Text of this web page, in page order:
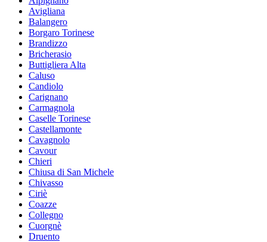
Avigliana
Balangero
Borgaro Torinese
Brandizzo
Bricherasio
Buttigliera Alta
Caluso
Candiolo
Carignano
Carmagnola
Caselle Torinese
Castellamonte
Cavagnolo
Cavour
Chieri
Chiusa di San Michele
Chivasso
Ciriè
Coazze
Collegno
Cuorgnè
Druento